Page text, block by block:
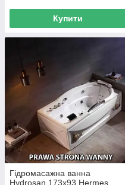
Купити
Гідромасажна ванна
Hydrosan 173x93 Hermes